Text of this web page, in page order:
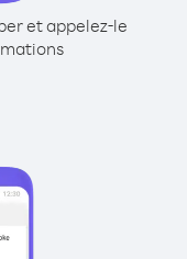
et appelez-le